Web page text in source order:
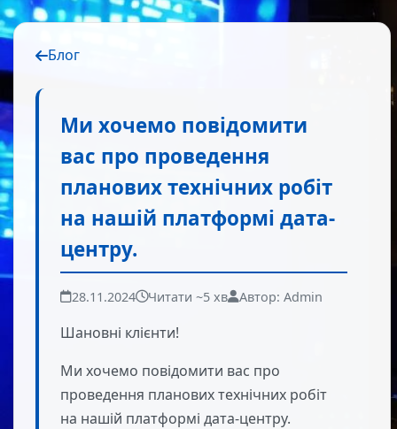
Блог
Ми хочемо повідомити
вас про проведення
планових технічних робіт
на нашій платформі дата-
центру.
28.11.2024 Читати ~5 хв Автор: Admin
Шановні клієнти!
Ми хочемо повідомити вас про
проведення планових технічних робіт
на нашій платформі дата-центру.